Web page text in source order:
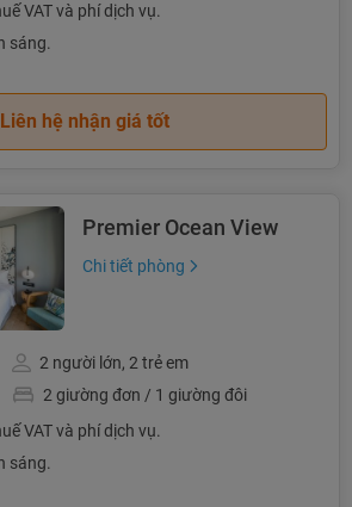
VAT và phí dịch vụ.
sáng.
Liên hệ nhận giá tốt
Premier Ocean View
Chi tiết phòng
2 người lớn, 2 trẻ em
2 giường đơn / 1 giường đôi
VAT và phí dịch vụ.
sáng.